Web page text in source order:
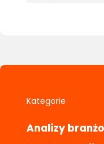
Kategorie
Analizy